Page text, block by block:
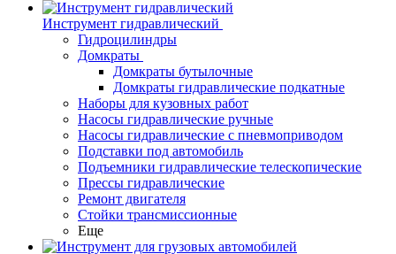
Инструмент гидравлический
Гидроцилиндры
Домкраты
Домкраты бутылочные
Домкраты гидравлические подкатные
Наборы для кузовных работ
Насосы гидравлические ручные
Насосы гидравлические с пневмоприводом
Подставки под автомобиль
Подъемники гидравлические телескопические
Прессы гидравлические
Ремонт двигателя
Стойки трансмиссионные
Еще